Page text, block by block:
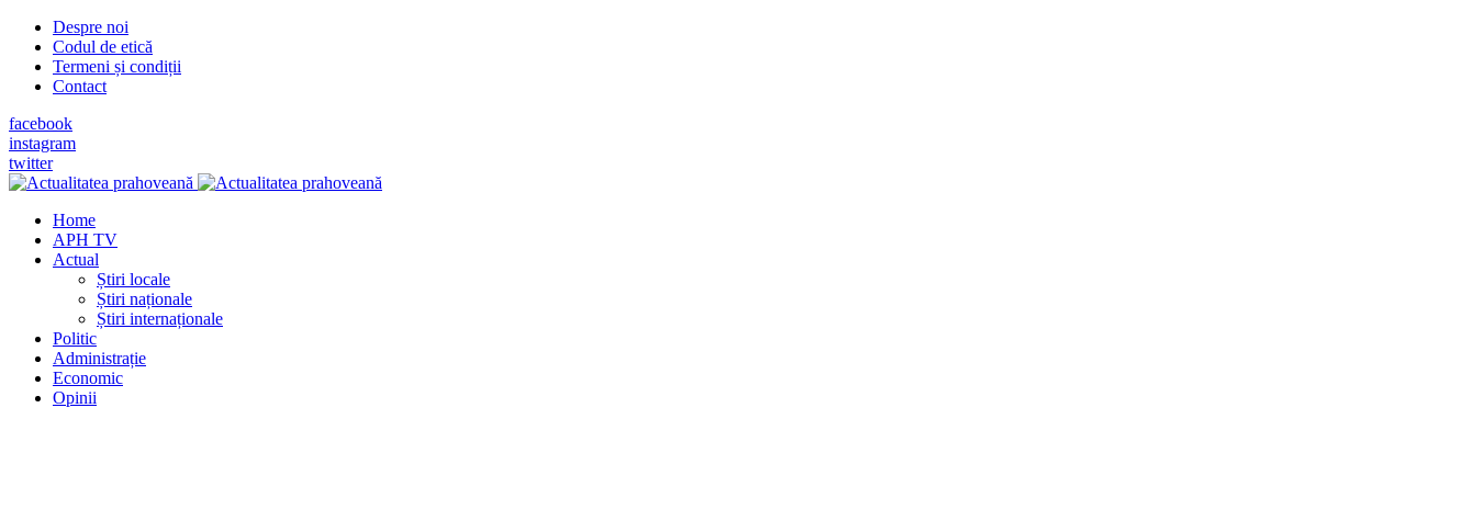
Despre noi
Codul de etică
Termeni și condiții
Contact
facebook
instagram
twitter
Home
APH TV
Actual
Știri locale
Știri naționale
Știri internaționale
Politic
Administrație
Economic
Opinii